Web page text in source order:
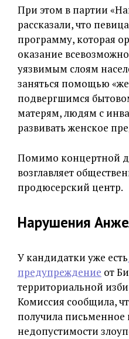
При этом в партии
рассказали, что
программу, которая
оказание
уязвимым слоям
заняться помощью
подвергшимся
матерям, людям с
развивать женское
Помимо концертной
возглавляет
продюсерский центр.
Нарушения
У кандидатки уже есть
предупреждение от
территориальной
Комиссия сообщила,
получила
недопустимости